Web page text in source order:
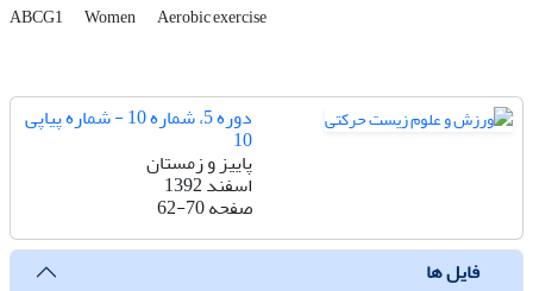
ABCG1 Women Aerobic exercise
دوره 5، شماره 10 - شماره پیاپی
10
پاییز و زمستان
اسفند 1392
صفحه62-70
فایل ها